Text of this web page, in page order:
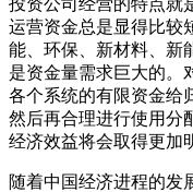
运营资金总是显得比较
能、环保、新材料、新
是资金量需求巨大的。
各个系统的有限资金给
然后再合理进行使用分
经济效益将会取得更加
随着中国经济进程的发